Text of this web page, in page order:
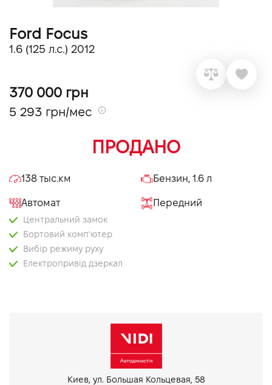
Ford Focus
1.6 (125 л.с.) 2012
370 000 грн
5 293 грн/мес
ПРОДАНО
138 тыс.км Бензин, 1.6 л
Автомат Передний
Центральний замок
Бортовий комп'ютер
Вибір режиму руху
Електропривід дзеркал
Киев, ул. Большая Кольцевая, 58
Вакансии
Контакты
Підпишись на наш канал та слідкуй за